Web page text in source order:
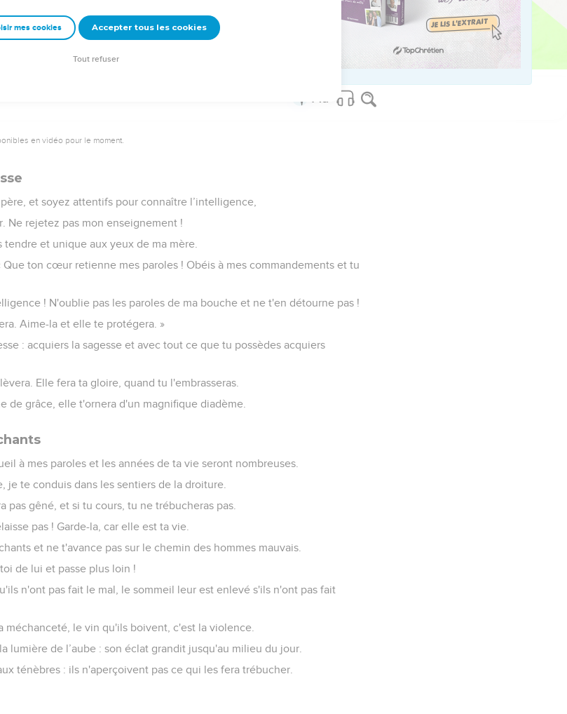
maison du méchant, mais il bénit le domaine des justes.
fait grâce aux humbles.
les hommes stupides récolteront le déshonneur.
en vidéo pour le moment.
et soyez attentifs pour connaître l’intelligence,
Ne rejetez pas mon enseignement !
et unique aux yeux de ma mère.
Que ton cœur retienne mes paroles ! Obéis à mes commandements et tu
! N'oublie pas les paroles de ma bouche et ne t'en détourne pas !
Aime-la et elle te protégera. »
: acquiers la sagesse et avec tout ce que tu possèdes acquiers
Elle fera ta gloire, quand tu l'embrasseras.
de grâce, elle t'ornera d'un magnifique diadème.
à mes paroles et les années de ta vie seront nombreuses.
je te conduis dans les sentiers de la droiture.
pas gêné, et si tu cours, tu ne trébucheras pas.
pas ! Garde-la, car elle est ta vie.
et ne t'avance pas sur le chemin des hommes mauvais.
de lui et passe plus loin !
n'ont pas fait le mal, le sommeil leur est enlevé s'ils n'ont pas fait
méchanceté, le vin qu'ils boivent, c'est la violence.
lumière de l’aube : son éclat grandit jusqu'au milieu du jour.
ténèbres : ils n'aperçoivent pas ce qui les fera trébucher.
mes cookies Accepter tous les cookies
Tout refuser